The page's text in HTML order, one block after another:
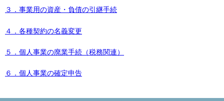
３．事業用の資産・負債の引継手続
４．各種契約の名義変更
５．個人事業の廃業手続（税務関連）
６．個人事業の確定申告